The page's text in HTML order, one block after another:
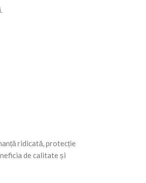
ridicată, protecție
de calitate și